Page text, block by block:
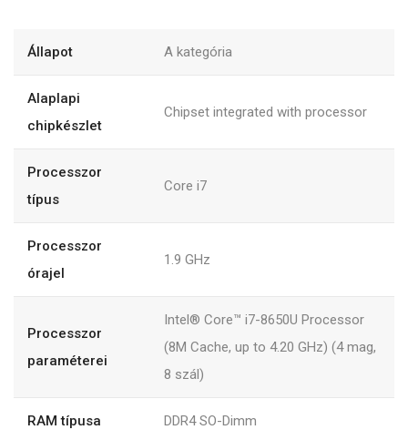
Állapot A kategória
Alaplapi
chipkészlet
Chipset integrated with processor
Processzor
típus
Core i7
Processzor
órajel
1.9 GHz
Processzor
paraméterei
Intel® Core™ i7-8650U Processor
(8M Cache, up to 4.20 GHz) (4 mag,
8 szál)
RAM típusa DDR4 SO-Dimm